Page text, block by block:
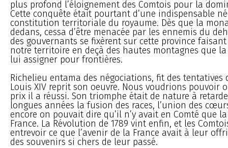
plus profond l’éloignement des Comtois pour la
Cette conquête était pourtant d’une indispensable
constitution territoriale du royaume. Dès que la
dedans, cessa d’être menacée par les ennemis du
des gouvernants se fixèrent sur cette province
notre territoire en deçà des hautes montagnes que
lui assigner pour frontières.
Richelieu entama des négociations, fit des tentatives
Louis XIV reprit son oeuvre. Nous voudrions pouvoir
prix il a réussi. Son triomphe était de nature à
longues années la fusion des races, l’union des
encore on pouvait dire qu’il n’y avait en Comté que
France. La Révolution de 1789 vint enfin, et les
entrevoir ce que l’avenir de la France avait à leur
des souvenirs si chers de leur passé.